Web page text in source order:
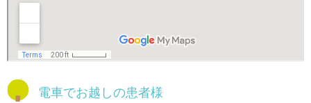
電車でお越しの患者様